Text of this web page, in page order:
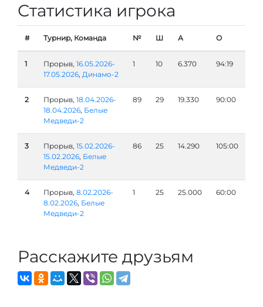
Статистика игрока
# Турнир, Команда № Ш А О
1 Прорыв, 16.05.2026-
17.05.2026, Динамо-2
1 10 6.370 94:19
2 Прорыв, 18.04.2026-
18.04.2026, Белые
Медведи-2
89 29 19.330 90:00
3 Прорыв, 15.02.2026-
15.02.2026, Белые
Медведи-2
86 25 14.290 105:00
4 Прорыв, 8.02.2026-
8.02.2026, Белые
Медведи-2
1 25 25.000 60:00
Расскажите друзьям